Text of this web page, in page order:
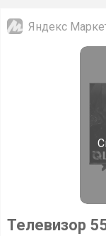
Яндекс
Телевизор